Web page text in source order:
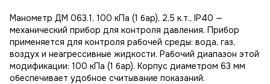
Манометр ДМ 063.1, 100 кПа (1 бар), 2,5 к.т., IP40 —
механический прибор для контроля давления. Прибор
применяется для контроля рабочей среды: вода, газ,
воздух и неагрессивные жидкости. Рабочий диапазон этой
модификации: 100 кПа (1 бар). Корпус диаметром 63 мм
обеспечивает удобное считывание показаний.